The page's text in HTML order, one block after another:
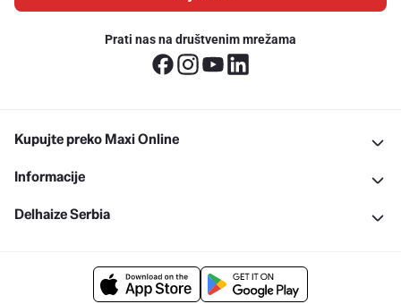
Prati nas na društvenim mrežama
Kupujte preko Maxi Online
Informacije
Delhaize Serbia